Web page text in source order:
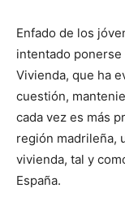
Enfado de los
intentado
Vivienda, que ha
cuestión,
cada vez es más
región madrileña,
vivienda, tal y
España.